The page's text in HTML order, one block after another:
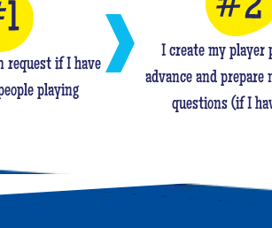
request if I have
playing
I create my player
advance and prepare
questions (if I